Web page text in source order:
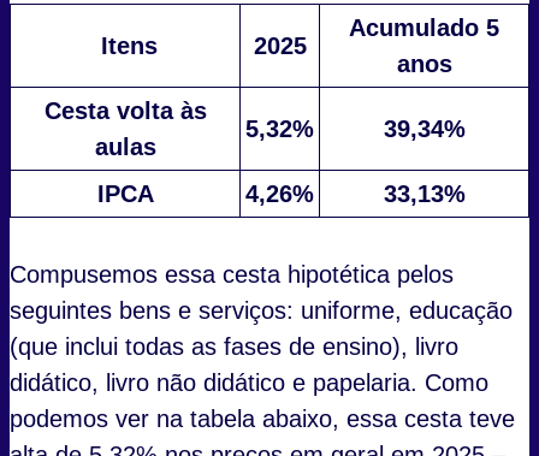
Itens 2025
Acumulado 5
anos
Cesta volta às
aulas
5,32% 39,34%
IPCA 4,26% 33,13%
Compusemos essa cesta hipotética pelos
seguintes bens e serviços: uniforme, educação
(que inclui todas as fases de ensino), livro
didático, livro não didático e papelaria. Como
podemos ver na tabela abaixo, essa cesta teve